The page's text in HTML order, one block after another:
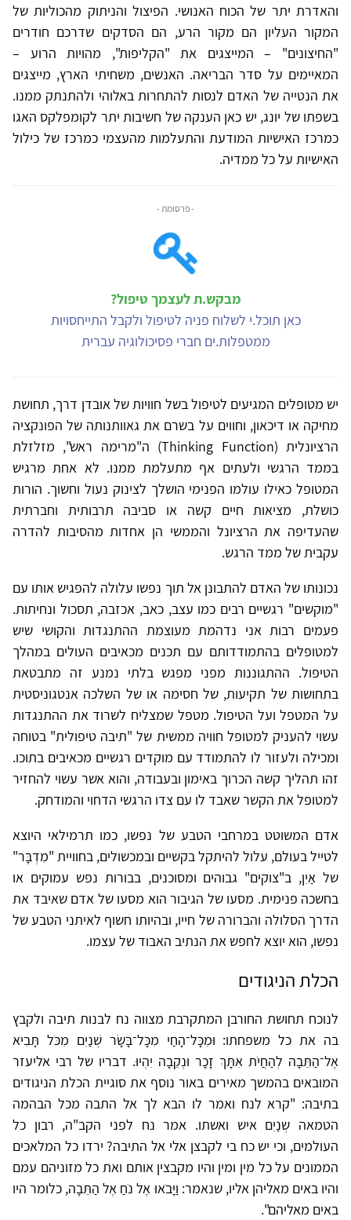
והאדרת יתר של הכוח האנושי. הפיצול והניתוק מהכוליות של
המקור העליון הם מקור הרע, הם הסדקים שדרכם חודרים
"החיצונים" – המייצגים את "הקליפות", מהויות הרוע –
המאיימים על סדר הבריאה. האנשים, משחיתי הארץ, מייצגים
את הנטייה של האדם לנסות להתחרות באלוהי ולהתנתק ממנו.
בשפתו של יונג, יש כאן הענקה של חשיבות יתר לקומפלקס האגו
כמרכז האישיות המודעת והתעלמות מהעצמי כמרכז של כילול
האישיות על כל ממדיה.
- פרסומת -
מבקש.ת לעצמך טיפול?
כאן תוכל.י לשלוח פניה לטיפול ולקבל התייחסויות
ממטפלות.ים חברי פסיכולוגיה עברית
יש מטופלים המגיעים לטיפול בשל חוויות של אובדן דרך, תחושת
מחיקה או דיכאון, וחווים על בשרם את גאוותנותה של הפונקציה
הרציונלית (Thinking Function) ה"מרימה ראש", מזלזלת
בממד הרגשי ולעתים אף מתעלמת ממנו. לא אחת מרגיש
המטופל כאילו עולמו הפנימי הושלך לצינוק נעול וחשוך. הורות
כושלת, מציאות חיים קשה או סביבה תרבותית וחברתית
שהעדיפה את הרציונל והממשי הן אחדות מהסיבות להדרה
עקבית של ממד הרגש.
נכונותו של האדם להתבונן אל תוך נפשו עלולה להפגיש אותו עם
"מוקשים" רגשיים רבים כמו עצב, כאב, אכזבה, תסכול ונחיתות.
פעמים רבות אני נדהמת מעוצמת ההתנגדות והקושי שיש
למטופלים בהתמודדותם עם תכנים מכאיבים העולים במהלך
הטיפול. ההתגוננות מפני מפגש בלתי נמנע זה מתבטאת
בתחושות של תקיעות, של חסימה או של השלכה אנטגוניסטית
על המטפל ועל הטיפול. מטפל שמצליח לשרוד את ההתנגדות
עשוי להעניק למטופל חוויה ממשית של "תיבה טיפולית" בטוחה
ומכילה ולעזור לו להתמודד עם מוקדים רגשיים מכאיבים בתוכו.
זהו תהליך קשה הכרוך באימון ובעבודה, והוא אשר עשוי להחזיר
למטופל את הקשר שאבד לו עם צדו הרגשי הדחוי והמודחק.
אדם המשוטט במרחבי הטבע של נפשו, כמו תרמילאי היוצא
לטייל בעולם, עלול להיתקל בקשיים ובמכשולים, בחוויית "מִדְבָּר"
של אַיִן, ב"צוקים" גבוהים ומסוכנים, בבורות נפש עמוקים או
בחשכה פנימית. מסעו של הגיבור הוא מסעו של אדם שאיבד את
הדרך הסלולה והברורה של חייו, ובהיותו חשוף לאיתני הטבע של
נפשו, הוא יוצא לחפש את הנתיב האבוד של עצמו.
הכלת הניגודים
לנוכח תחושת החורבן המתקרבת מצווה נח לבנות תיבה ולקבץ
בה את כל משפחתו: וּמִכָּל־הָחַי מִכָּל־בָּשָׂר שְׁנַיִם מִכֹּל תָּבִיא
אֶל־הַתֵּבָה לְהַחֲיֹת אִתָּךְ זָכָר וּנְקֵבָה יִהְיוּ. דבריו של רבי אליעזר
המובאים בהמשך מאירים באור נוסף את סוגיית הכלת הניגודים
בתיבה: "קרא לנח ואמר לו הבא לך אל התבה מכל הבהמה
הטמאה שְנַיִם איש ואשתו. אמר נח לפני הקב"ה, רבון כל
העולמים, וכי יש כח בי לקבצן אלי אל התיבה? ירדו כל המלאכים
הממונים על כל מין ומין והיו מקבצין אותם ואת כל מזוניהם עמם
והיו באים מאליהן אליו, שנאמר: וַיָּבֹאוּ אֶל נֹחַ אֶל הַתֵּבָה, כלומר היו
באים מאליהם".